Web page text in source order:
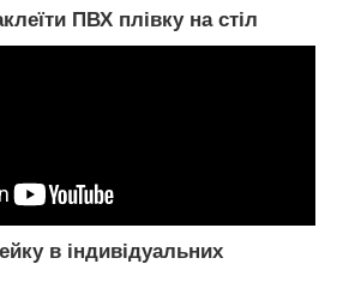
ПВХ плівку на стіл
в індивідуальних